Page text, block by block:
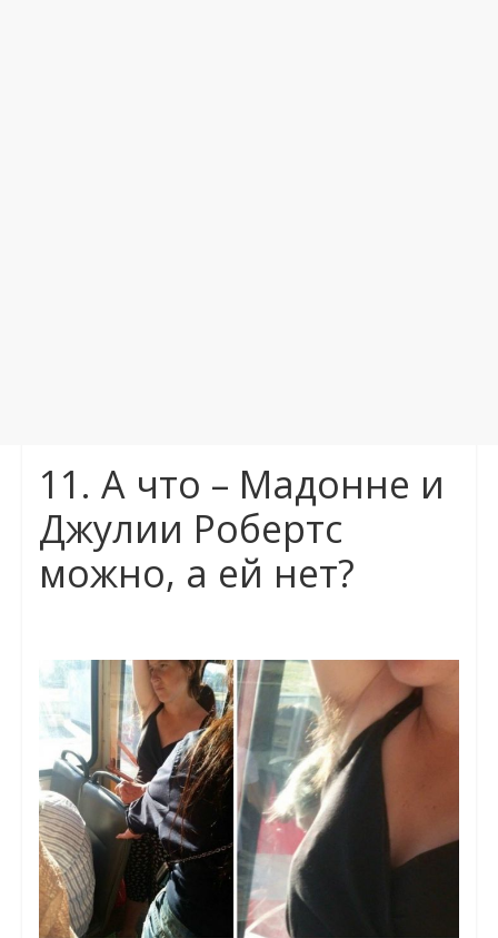
11. А что – Мадонне и
Джулии Робертс
можно, а ей нет?